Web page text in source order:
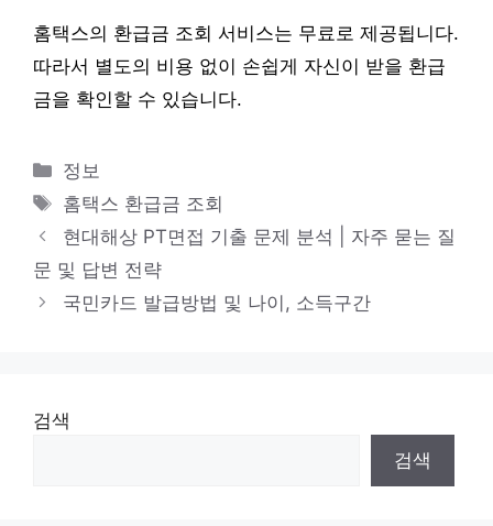
홈택스의 환급금 조회 서비스는 무료로 제공됩니다.
따라서 별도의 비용 없이 손쉽게 자신이 받을 환급
금을 확인할 수 있습니다.
카
테
고
리
정보
태
그
홈택스 환급금 조회
현대해상 PT면접 기출 문제 분석 | 자주 묻는 질
문 및 답변 전략
국민카드 발급방법 및 나이, 소득구간
검색
검색